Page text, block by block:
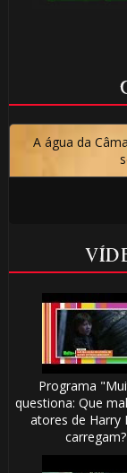
A água da
Programa
questiona: Que
atores de Harry
carregam?